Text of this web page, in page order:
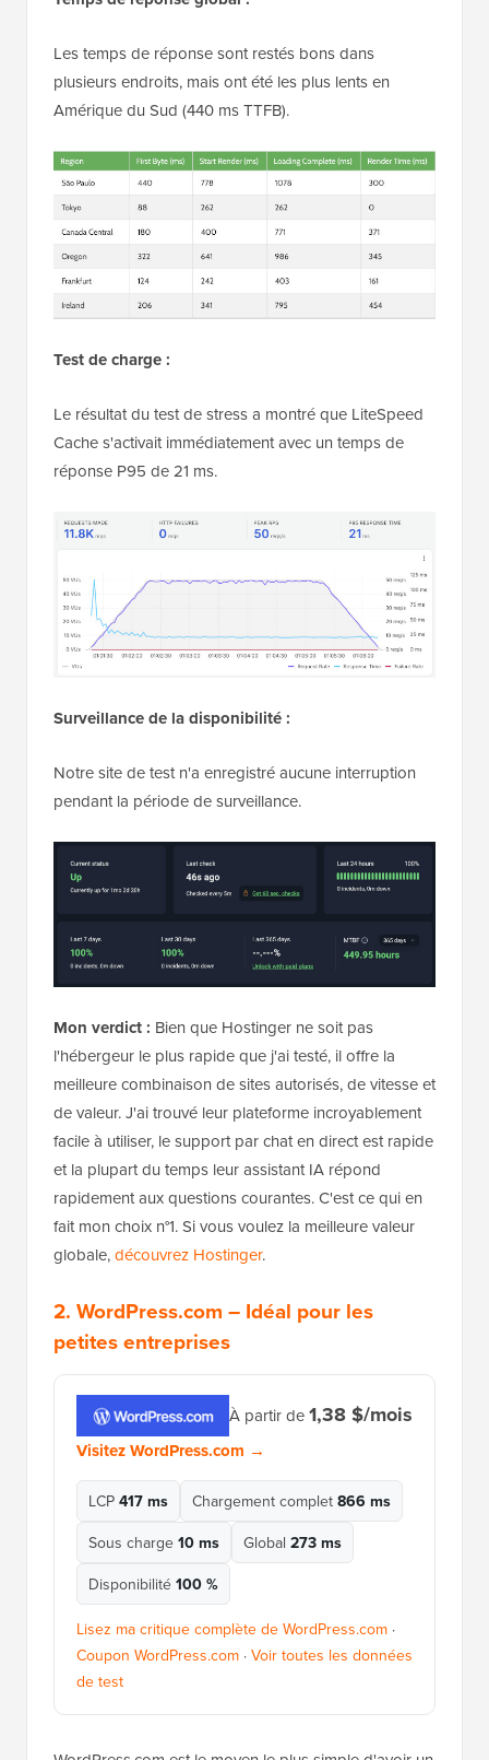
Les temps de réponse sont restés bons dans
plusieurs endroits, mais ont été les plus lents en
Amérique du Sud (440 ms TTFB).
Test de charge :
Le résultat du test de stress a montré que LiteSpeed
Cache s'activait immédiatement avec un temps de
réponse P95 de 21 ms.
Surveillance de la disponibilité :
Notre site de test n'a enregistré aucune interruption
pendant la période de surveillance.
Mon verdict : Bien que Hostinger ne soit pas
l'hébergeur le plus rapide que j'ai testé, il offre la
meilleure combinaison de sites autorisés, de vitesse et
de valeur. J'ai trouvé leur plateforme incroyablement
facile à utiliser, le support par chat en direct est rapide
et la plupart du temps leur assistant IA répond
rapidement aux questions courantes. C'est ce qui en
fait mon choix n°1. Si vous voulez la meilleure valeur
globale,découvrez Hostinger.
2. WordPress.com – Idéal pour les
petites entreprises
À partir de1,38 $/mois
Visitez WordPress.com →
LCP 417 ms Chargement complet 866 ms
Sous charge 10 ms Global 273 ms
Disponibilité 100 %
Lisez ma critique complète de WordPress.com ·
Coupon WordPress.com · Voir toutes les données
de test